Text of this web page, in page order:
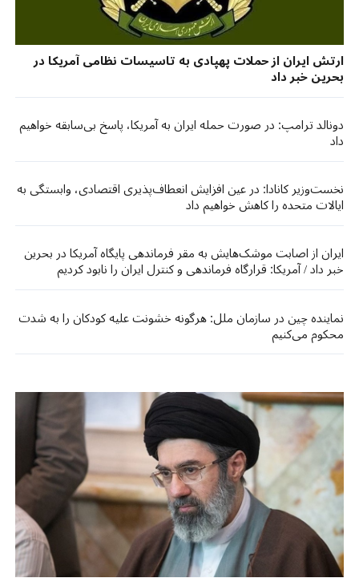
ارتش ایران از حملات پهپادی به تاسیسات نظامی آمریکا در
بحرین خبر داد
دونالد ترامپ: در صورت حمله ایران به آمریکا، پاسخ بی‌سابقه خواهیم
داد
نخست‌وزیر کانادا: در عین افزایش انعطاف‌پذیری اقتصادی، وابستگی به
ایالات متحده را کاهش خواهیم داد
ایران از اصابت موشک‌هایش به مقر فرماندهی پایگاه آمریکا در بحرین
خبر داد / آمریکا: قرارگاه فرماندهی و کنترل ایران را نابود کردیم
نماینده چین در سازمان ملل: هرگونه خشونت علیه کودکان را به شدت
محکوم می‌کنیم